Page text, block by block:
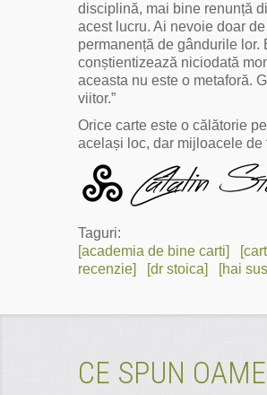
disciplină, mai bine renunță
acest lucru. Ai nevoie doar
permanență de gândurile
conștientizează niciodată
aceasta nu este o metaforă.
viitor.”
Orice carte este o călătorie
același loc, dar mijloacele de
Taguri:
[academia de bine carti]
recenzie]
[dr stoica] [hai
CE SPUN